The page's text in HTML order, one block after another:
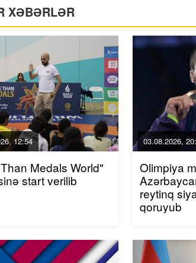
XƏBƏRLƏR
12:54
Medals World"
start verilib
03.08.2026,
Olimpiya
reytinq
qoruyub